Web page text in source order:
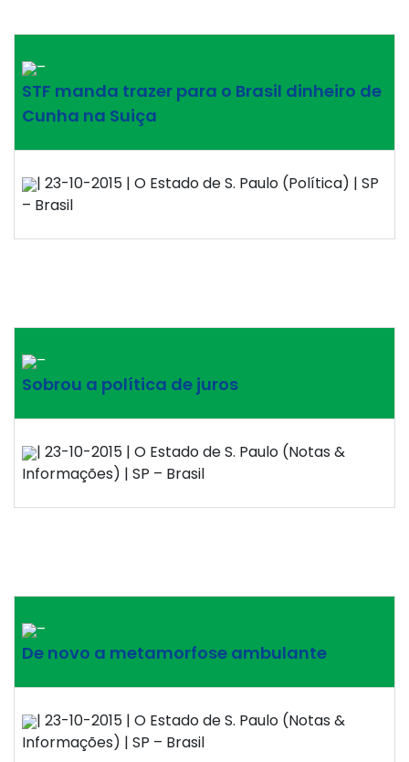
–
STF manda trazer para o Brasil dinheiro de
Cunha na Suiça
| 23-10-2015 | O Estado de S. Paulo (Política) | SP
– Brasil
–
Sobrou a política de juros
| 23-10-2015 | O Estado de S. Paulo (Notas &
Informações) | SP – Brasil
–
De novo a metamorfose ambulante
| 23-10-2015 | O Estado de S. Paulo (Notas &
Informações) | SP – Brasil